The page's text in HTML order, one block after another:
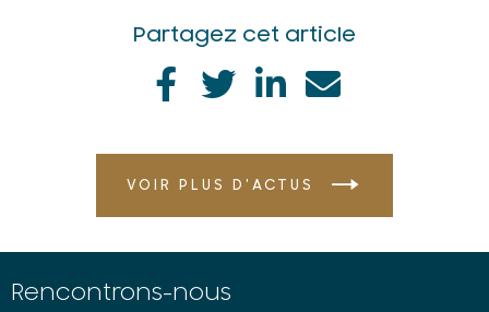
Partagez cet article
VOIR PLUS D'ACTUS
Rencontrons-nous